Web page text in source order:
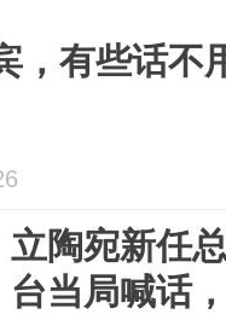
，有些话不
立陶宛新任
台当局喊话